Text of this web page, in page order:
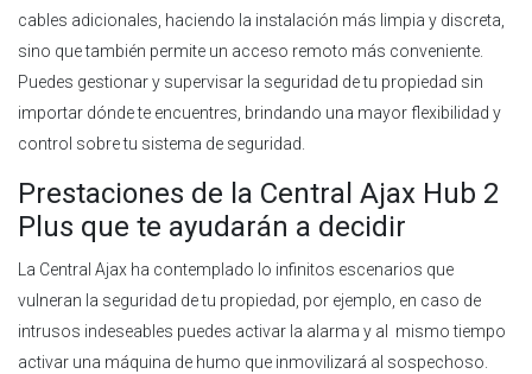
cables adicionales, haciendo la instalación más limpia y discreta,
sino que también permite un acceso remoto más conveniente.
Puedes gestionar y supervisar la seguridad de tu propiedad sin
importar dónde te encuentres, brindando una mayor flexibilidad y
control sobre tu sistema de seguridad.
Prestaciones de la Central Ajax Hub 2
Plus que te ayudarán a decidir
La Central Ajax ha contemplado lo infinitos escenarios que
vulneran la seguridad de tu propiedad, por ejemplo, en caso de
intrusos indeseables puedes activar la alarma y al mismo tiempo
activar una máquina de humo que inmovilizará al sospechoso.